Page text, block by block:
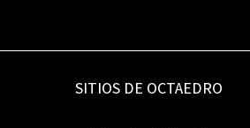
SITIOS DE OCTAEDRO